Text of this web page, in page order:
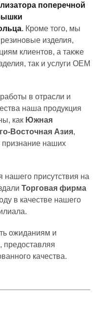
поперечной
. Кроме того, мы
изделия,
клиентов, а также
так и услуги OEM
в отрасли и
наша продукция
как Южная
Восточная Азия,
признание наших
присутствия на
Торговая фирма
в качестве нашего
ожиданиям и
предоставляя
качества.